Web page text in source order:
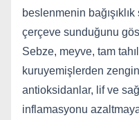
beslenmenin
çerçeve sunduğunu
Sebze, meyve, tam
kuruyemişlerden
antioksidanlar, lif ve
inflamasyonu azaltmaya